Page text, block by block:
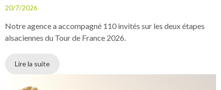
20/7/2026
Notre agence a accompagné 110 invités sur les deux étapes
alsaciennes du Tour de France 2026.
Lire la suite